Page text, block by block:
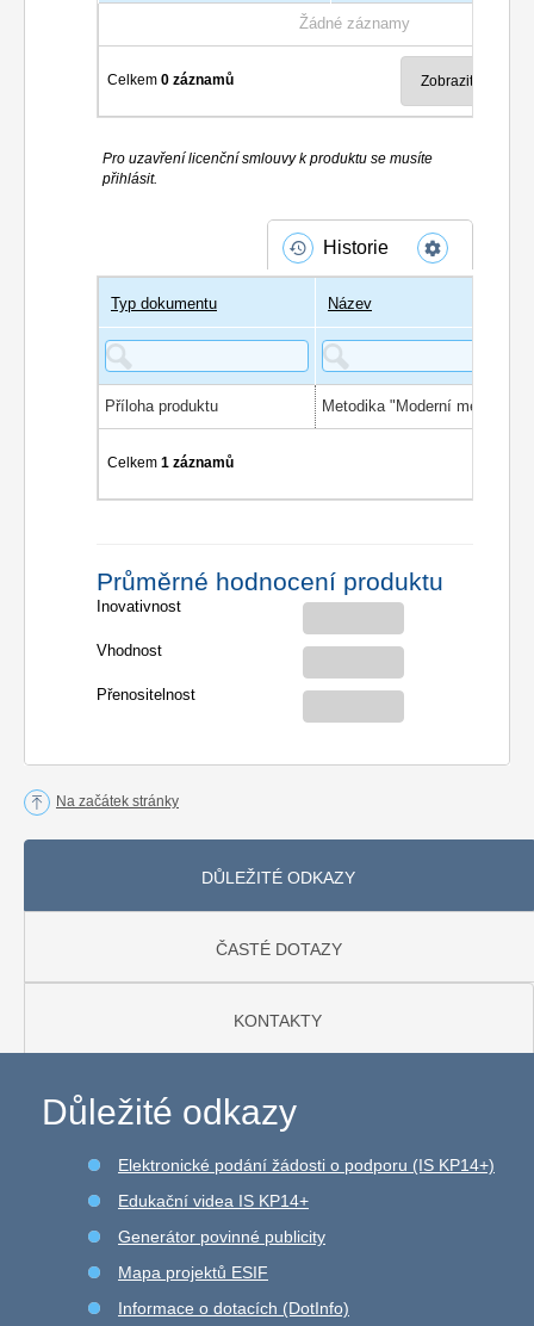
Žádné záznamy
Celkem0 záznamů
Pro uzavření licenční smlouvy k produktu se musíte
přihlásit.
Historie
Typ dokumentu Název
Příloha produktu
Celkem1 záznamů
Průměrné hodnocení produktu
Inovativnost
Vhodnost
Přenositelnost
Na začátek stránky
DŮLEŽITÉ ODKAZY
ČASTÉ DOTAZY
KONTAKTY
Důležité odkazy
Elektronické podání žádosti o podporu (IS KP14+)
Edukační videa IS KP14+
Generátor povinné publicity
Mapa projektů ESIF
Informace o dotacích (DotInfo)